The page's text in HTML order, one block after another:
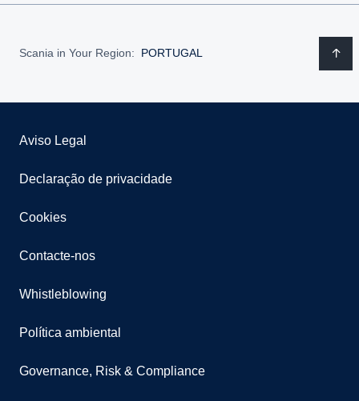
Scania in Your Region: PORTUGAL
Aviso Legal
Declaração de privacidade
Cookies
Contacte-nos
Whistleblowing
Política ambiental
Governance, Risk & Compliance